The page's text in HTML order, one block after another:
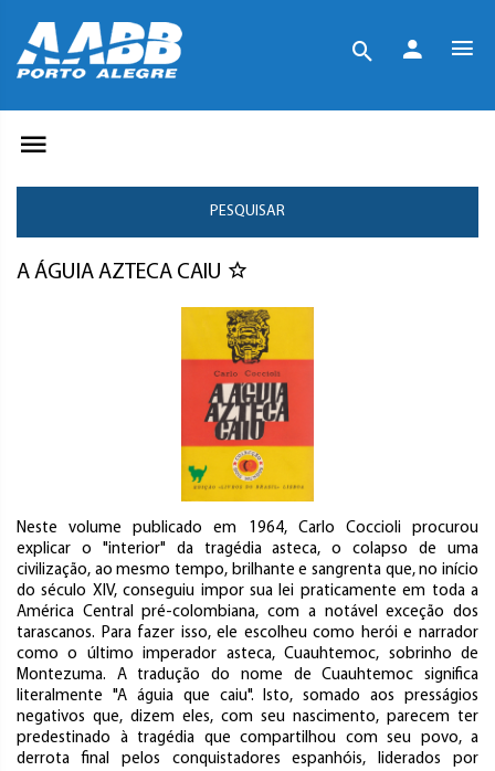
PESQUISAR
A ÁGUIA AZTECA CAIU
Neste volume publicado em 1964, Carlo Coccioli procurou
explicar o "interior" da tragédia asteca, o colapso de uma
civilização, ao mesmo tempo, brilhante e sangrenta que, no início
do século XIV, conseguiu impor sua lei praticamente em toda a
América Central pré-colombiana, com a notável exceção dos
tarascanos. Para fazer isso, ele escolheu como herói e narrador
como o último imperador asteca, Cuauhtemoc, sobrinho de
Montezuma. A tradução do nome de Cuauhtemoc significa
literalmente "A águia que caiu". Isto, somado aos presságios
negativos que, dizem eles, com seu nascimento, parecem ter
predestinado à tragédia que compartilhou com seu povo, a
derrota final pelos conquistadores espanhóis, liderados por